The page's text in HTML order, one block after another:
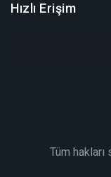
Hızlı Erişim
Tüm